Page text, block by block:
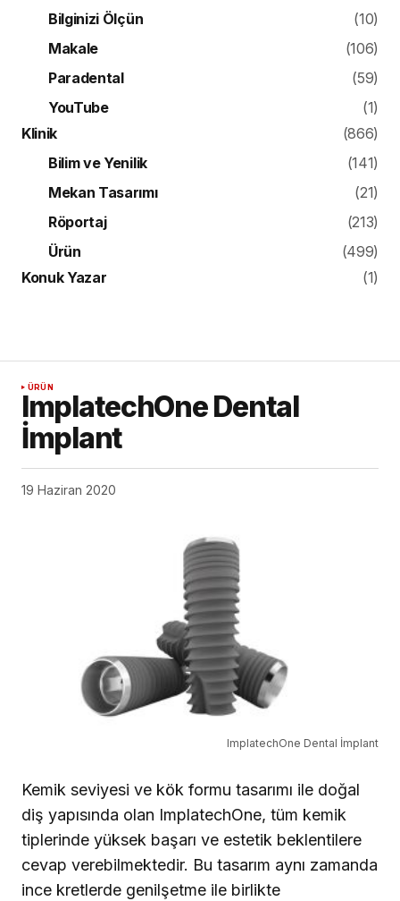
Bilginizi Ölçün
(10)
Makale
(106)
Paradental
(59)
YouTube
(1)
Klinik
(866)
Bilim ve Yenilik
(141)
Mekan Tasarımı
(21)
Röportaj
(213)
Ürün
(499)
Konuk Yazar
(1)
ÜRÜN
ImplatechOne Dental
İmplant
19 Haziran 2020
ImplatechOne Dental İmplant
Kemik seviyesi ve kök formu tasarımı ile doğal
diş yapısında olan ImplatechOne, tüm kemik
tiplerinde yüksek başarı ve estetik bek­lentilere
cevap verebilmektedir. Bu tasarım aynı zamanda
ince kretlerde genilşetme ile birlikte